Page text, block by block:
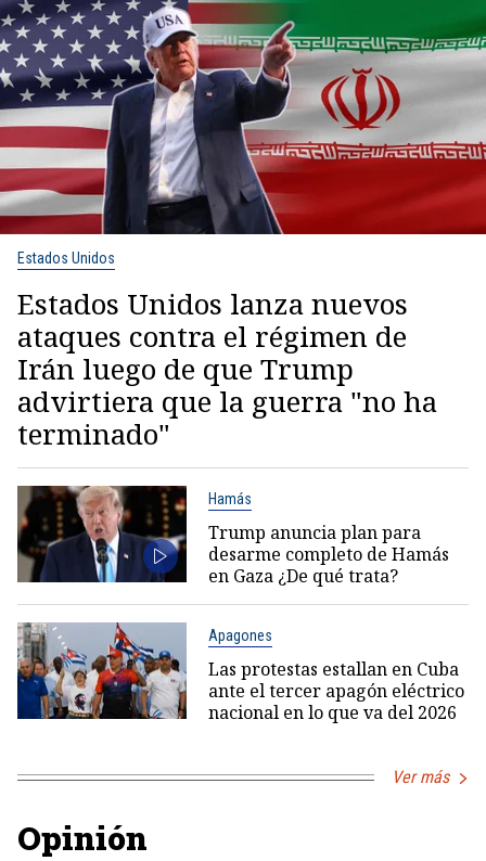
Estados Unidos
Estados Unidos lanza nuevos
ataques contra el régimen de
Irán luego de que Trump
advirtiera que la guerra "no ha
terminado"
Hamás
Trump anuncia plan para
desarme completo de Hamás
en Gaza ¿De qué trata?
Apagones
Las protestas estallan en Cuba
ante el tercer apagón eléctrico
nacional en lo que va del 2026
Ver más
Opinión